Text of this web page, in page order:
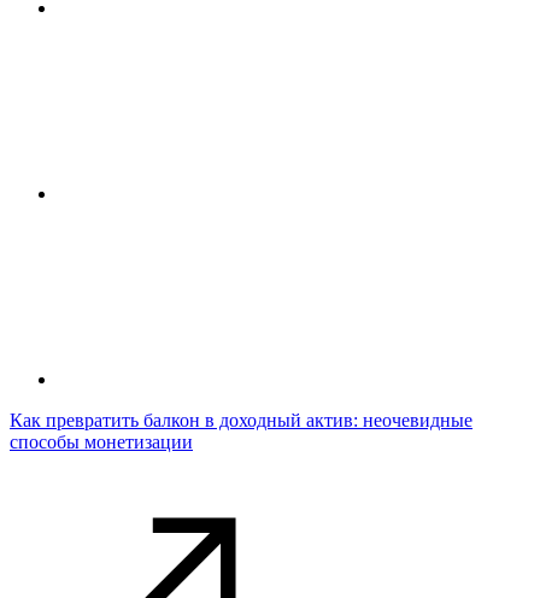
Как превратить балкон в доходный актив: неочевидные
способы монетизации